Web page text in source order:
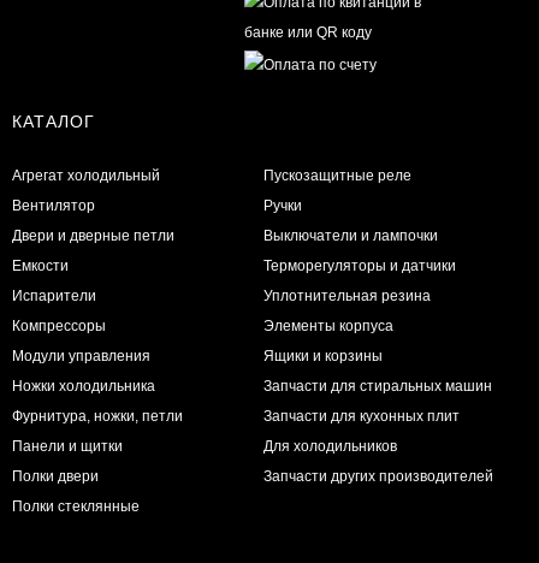
КАТАЛОГ
Агрегат холодильный
Вентилятор
Двери и дверные петли
Емкости
Испарители
Компрессоры
Модули управления
Ножки холодильника
Фурнитура, ножки, петли
Панели и щитки
Полки двери
Полки стеклянные
Пускозащитные реле
Ручки
Выключатели и лампочки
Терморегуляторы и датчики
Уплотнительная резина
Элементы корпуса
Ящики и корзины
Запчасти для стиральных машин
Запчасти для кухонных плит
Для холодильников
Запчасти других производителей